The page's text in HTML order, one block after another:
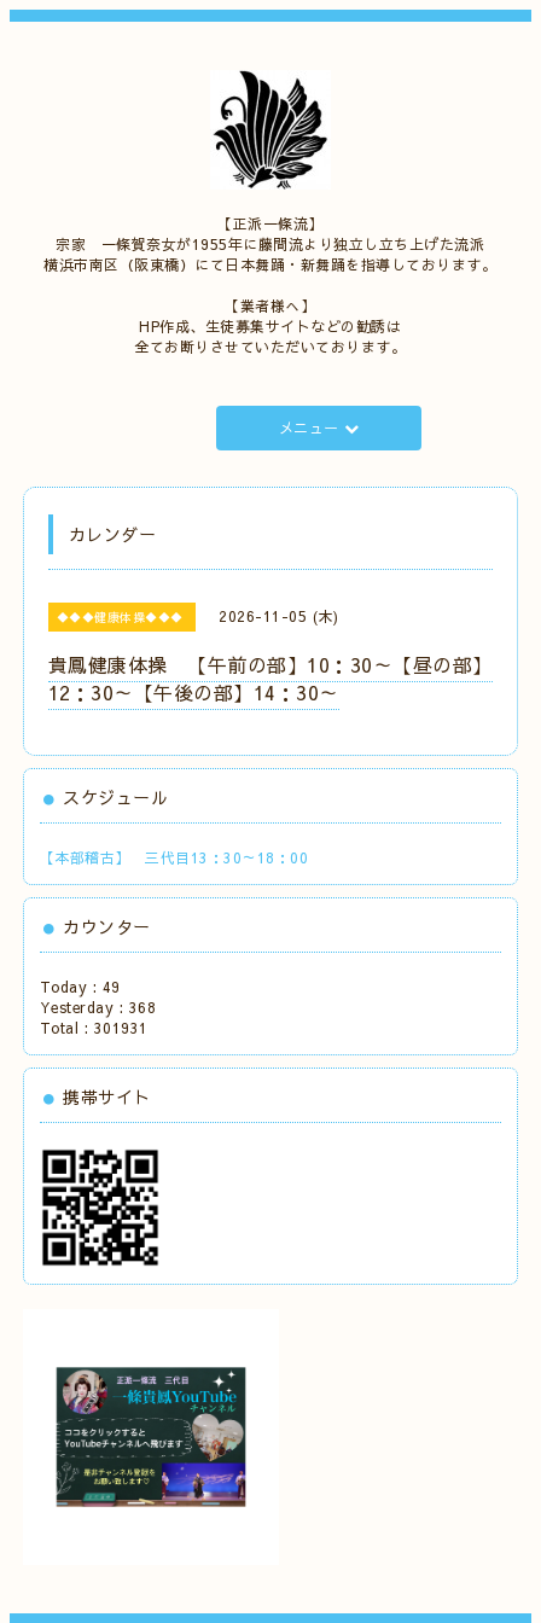
【正派一條流】
宗家 一條賀奈女が1955年に藤間流より独立し立ち上げた流派
横浜市南区（阪東橋）にて日本舞踊・新舞踊を指導しております。
【業者様へ】
HP作成、生徒募集サイトなどの勧誘は
全てお断りさせていただいております。
メニュー
カレンダー
◆◆◆健康体操◆◆◆ 2026-11-05 (木)
貴鳳健康体操 【午前の部】10：30～【昼の部】
12：30～【午後の部】14：30～
スケジュール
【本部稽古】 三代目13：30～18：00
カウンター
Today : 49
Yesterday : 368
Total : 301931
携帯サイト